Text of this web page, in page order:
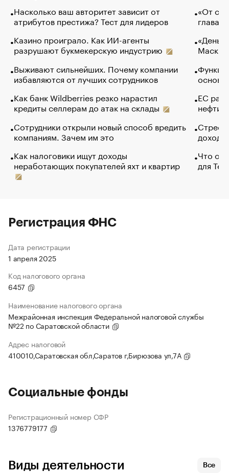
Насколько ваш авторитет зависит от
атрибутов престижа? Тест для лидеров
Казино проиграло. Как ИИ-агенты
разрушают букмекерскую индустрию
Выживают сильнейших. Почему компании
избавляются от лучших сотрудников
Как банк Wildberries резко нарастил
кредиты селлерам до атак на склады
Сотрудники открыли новый способ вредить
компаниям. Зачем им это
Как налоговики ищут доходы
неработающих покупателей яхт и квартир
«От
глава
Маск в
основ
ЕС
нефти
Что
для
Регистрация ФНС
Дата регистрации
1 апреля 2025
Код налогового органа
6457
Наименование налогового органа
Межрайонная инспекция Федеральной налоговой службы
№22 по Саратовской области
Адрес налоговой
410010,Саратовская обл,Саратов г,Бирюзова ул,7А
Социальные фонды
Регистрационный номер СФР
1376779177
Виды деятельности Все